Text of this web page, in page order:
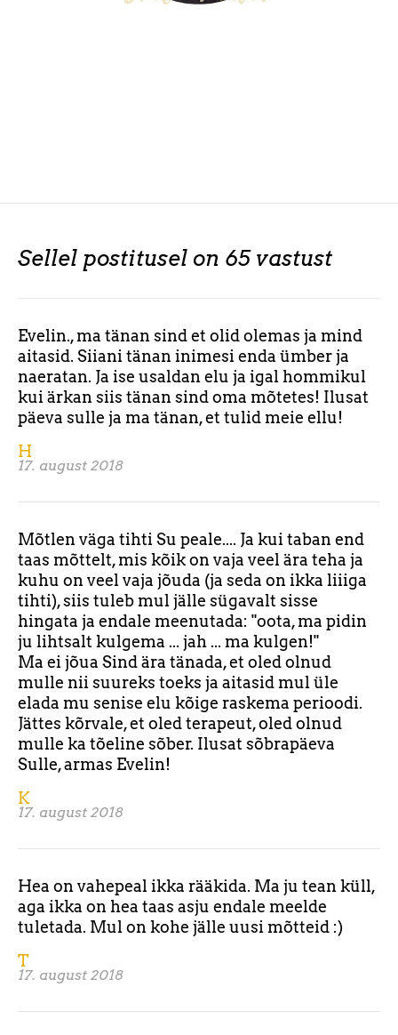
Sellel postitusel on 65 vastust
Evelin., ma tänan sind et olid olemas ja mind
aitasid. Siiani tänan inimesi enda ümber ja
naeratan. Ja ise usaldan elu ja igal hommikul
kui ärkan siis tänan sind oma mõtetes! Ilusat
päeva sulle ja ma tänan, et tulid meie ellu!
H
17. august 2018
Mõtlen väga tihti Su peale.... Ja kui taban end
taas mõttelt, mis kõik on vaja veel ära teha ja
kuhu on veel vaja jõuda (ja seda on ikka liiiga
tihti), siis tuleb mul jälle sügavalt sisse
hingata ja endale meenutada: "oota, ma pidin
ju lihtsalt kulgema ... jah ... ma kulgen!"
Ma ei jõua Sind ära tänada, et oled olnud
mulle nii suureks toeks ja aitasid mul üle
elada mu senise elu kõige raskema perioodi.
Jättes kõrvale, et oled terapeut, oled olnud
mulle ka tõeline sõber. Ilusat sõbrapäeva
Sulle, armas Evelin!
K
17. august 2018
Hea on vahepeal ikka rääkida. Ma ju tean küll,
aga ikka on hea taas asju endale meelde
tuletada. Mul on kohe jälle uusi mõtteid :)
T
17. august 2018